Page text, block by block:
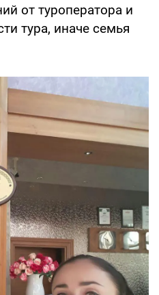
от туроператора и
тура, иначе семья